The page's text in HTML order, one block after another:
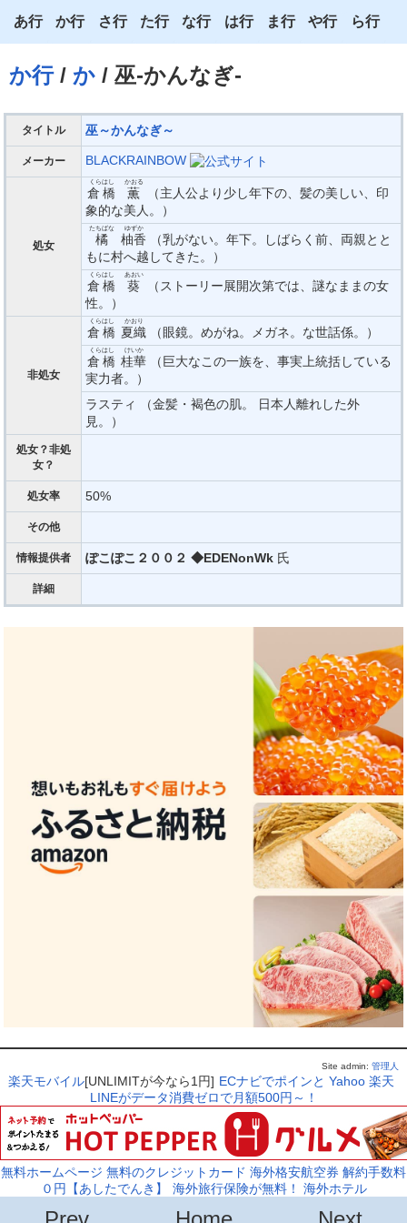
か行/ か / 巫‐かんなぎ‐
あ行
い
う
え
か行
き
け
さ行
し
す
せ
そ
た行
ち
つ
て
と
な行
に
ね
の
は行
へ
ほ
ま行
も
や行
ら行
ろ
タイトル 巫～かんなぎ～
メーカー BLACKRAINBOW
処女
倉橋
くらはし
薫
かおる
（主人公より少し年下の、髪の美しい、印
象的な美人。）
橘
たちばな
柚香
ゆずか
（乳がない。年下。しばらく前、両親とと
もに村へ越してきた。）
倉橋
くらはし
葵
あおい
（ストーリー展開次第では、謎なままの女
性。）
非処女
倉橋
くらはし
夏織
かおり
（眼鏡。めがね。メガネ。な世話係。）
倉橋
くらはし
桂華
けいか
（巨大なこの一族を、事実上統括している
実力者。）
ラスティ （金髪・褐色の肌。 日本人離れした外
見。）
処女？非処
女？
処女率 50%
その他
情報提供者 ぽこぽこ２００２ ◆EDENonWk 氏
詳細
Site admin:管理人
楽天モバイル[UNLIMITが今なら1円] ECナビでポインと Yahoo 楽天
LINEがデータ消費ゼロで月額500円～！
無料ホームページ 無料のクレジットカード 海外格安航空券 解約手数料
０円【あしたでんき】
海外旅行保険が無料！ 海外ホテル